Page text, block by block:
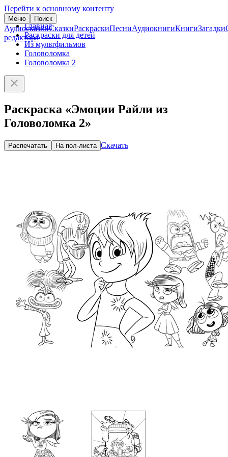
Перейти к основному контенту
Меню Поиск
АудиосказкиСказкиРаскраскиПесниАудиокнигиКнигиЗагадки
редактора
Главная
Раскраски для детей
Из мультфильмов
Головоломка
Головоломка 2
Раскраска «Эмоции Райли из
Головоломка 2»
Распечатать На пол-листа Скачать